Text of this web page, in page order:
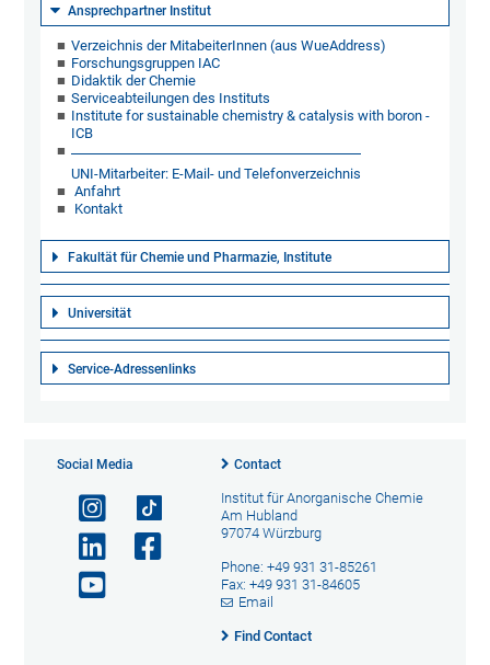
Ansprechpartner Institut
Verzeichnis der MitabeiterInnen (aus WueAddress)
Forschungsgruppen IAC
Didaktik der Chemie
Serviceabteilungen des Instituts
Institute for sustainable chemistry & catalysis with boron -
ICB
UNI-Mitarbeiter: E-Mail- und Telefonverzeichnis
Anfahrt
Kontakt
Fakultät für Chemie und Pharmazie, Institute
Universität
Service-Adressenlinks
Social Media Contact
Institut für Anorganische Chemie
Am Hubland
97074 Würzburg
Phone: +49 931 31-85261
Fax: +49 931 31-84605
Email
Find Contact